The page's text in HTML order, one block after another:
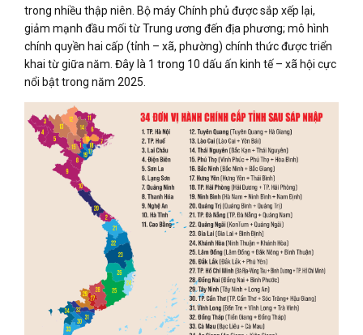
trong nhiều thập niên. Bộ máy Chính phủ được sắp xếp lại,
giảm mạnh đầu mối từ Trung ương đến địa phương; mô hình
chính quyền hai cấp (tỉnh – xã, phường) chính thức được triển
khai từ giữa năm. Đây là 1 trong 10 dấu ấn kinh tế – xã hội cực
nổi bật trong năm 2025.